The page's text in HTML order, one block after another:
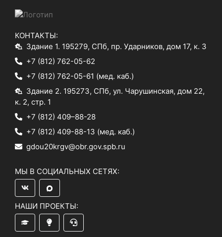
КОНТАКТЫ:
Здание 1. 195279, СПб, пр. Ударников, дом 17, к. 3
+7 (812) 762-05-62
+7 (812) 762-05-61 (мед. каб.)
Здание 2. 195273, СПб, ул. Чарушинская, дом 22,
к. 2, стр. 1
+7 (812) 409–88-28
+7 (812) 409-88-13 (мед. каб.)
gdou20krgv@obr.gov.spb.ru
МЫ В СОЦИАЛЬНЫХ СЕТЯХ:
НАШИ ПРОЕКТЫ: